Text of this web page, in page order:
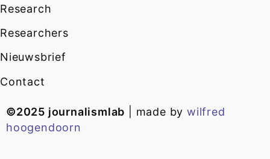
Research
Researchers
Nieuwsbrief
Contact
©2025 journalismlab | made bywilfred
hoogendoorn